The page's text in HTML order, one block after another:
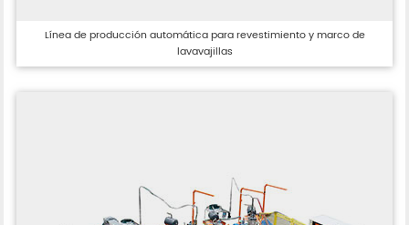
Línea de producción automática para revestimiento y marco de
lavavajillas